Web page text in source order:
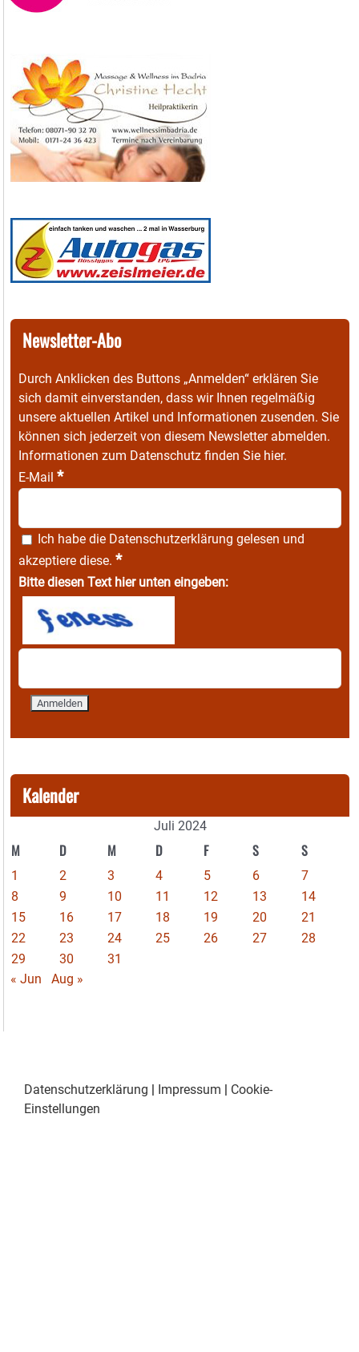
Newsletter-Abo
Durch Anklicken des Buttons „Anmelden“ erklären Sie
sich damit einverstanden, dass wir Ihnen regelmäßig
unsere aktuellen Artikel und Informationen zusenden. Sie
können sich jederzeit von diesem Newsletter abmelden.
Informationen zum Datenschutz finden Sie hier.
E-Mail *
Ich habe die Datenschutzerklärung gelesen und
akzeptiere diese. *
Bitte diesen Text hier unten eingeben:
Kalender
Juli 2024
M D M D F S S
1 2 3 4 5 6
7
8
9 10 11 12 13
14
15
16 17 18 19 20
21
22
23 24 25 26 27
28
29
30
31
« Jun
Aug »
Datenschutzerklärung Impressum
Cookie-
Einstellungen